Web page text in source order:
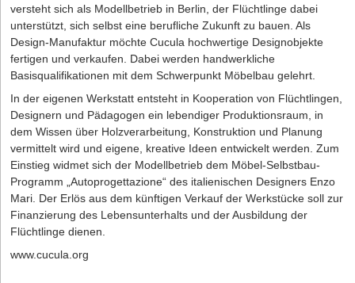
versteht sich als Modellbetrieb in Berlin, der Flüchtlinge dabei
unterstützt, sich selbst eine berufliche Zukunft zu bauen. Als
Design-Manufaktur möchte Cucula hochwertige Designobjekte
fertigen und verkaufen. Dabei werden handwerkliche
Basisqualifikationen mit dem Schwerpunkt Möbelbau gelehrt.
In der eigenen Werkstatt entsteht in Kooperation von Flüchtlingen,
Designern und Pädagogen ein lebendiger Produktionsraum, in
dem Wissen über Holzverarbeitung, Konstruktion und Planung
vermittelt wird und eigene, kreative Ideen entwickelt werden. Zum
Einstieg widmet sich der Modellbetrieb dem Möbel-Selbstbau-
Programm „Autoprogettazione“ des italienischen Designers Enzo
Mari. Der Erlös aus dem künftigen Verkauf der Werkstücke soll zur
Finanzierung des Lebensunterhalts und der Ausbildung der
Flüchtlinge dienen.
www.cucula.org